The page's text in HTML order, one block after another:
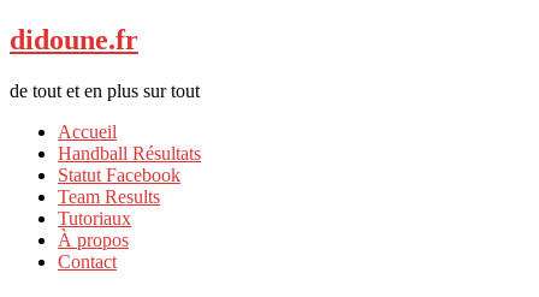
didoune.fr
de tout et en plus sur tout
Accueil
Handball Résultats
Statut Facebook
Team Results
Tutoriaux
À propos
Contact